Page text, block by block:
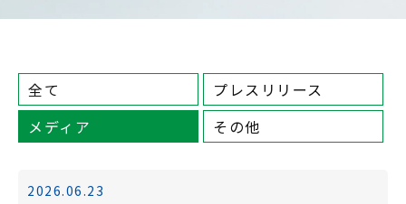
全て
プレスリリース
メディア
その他
2026.06.23